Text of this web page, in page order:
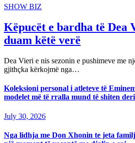
SHOW BIZ
Këpucët e bardha të Dea
duam këtë verë
Dea Vieri e nis sezonin e pushimeve me
gjithçka kërkojmë nga…
Koleksioni personal i atleteve të
modelet më të rralla mund të shiten
July 30, 2026
Nga lidhja me Don Xhonin te jeta